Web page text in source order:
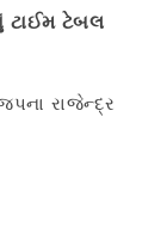
ટાઈમ ટેબલ